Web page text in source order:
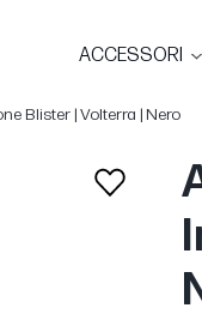
ACCESSORI
Blister | Volterra | Nero